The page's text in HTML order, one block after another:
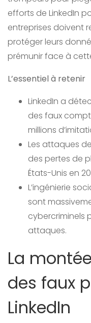
efforts de LinkedIn
entreprises doivent
protéger leurs
prémunir face à
L’essentiel à retenir
LinkedIn a
des faux
millions
Les attaques
des pertes de
États-Unis en
L’ingénierie
sont
cybercriminels
attaques.
La
des faux
LinkedIn